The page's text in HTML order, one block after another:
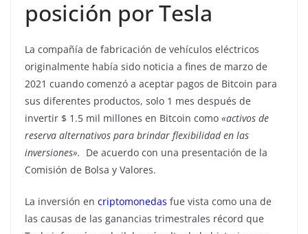
posición por Tesla
La compañía de fabricación de vehículos eléctricos
originalmente había sido noticia a fines de marzo de
2021 cuando comenzó a aceptar pagos de Bitcoin para
sus diferentes productos, solo 1 mes después de
invertir $ 1.5 mil millones en Bitcoin como «activos de
reserva alternativos para brindar flexibilidad en las
inversiones». De acuerdo con una presentación de la
Comisión de Bolsa y Valores.
La inversión en criptomonedas fue vista como una de
las causas de las ganancias trimestrales récord que